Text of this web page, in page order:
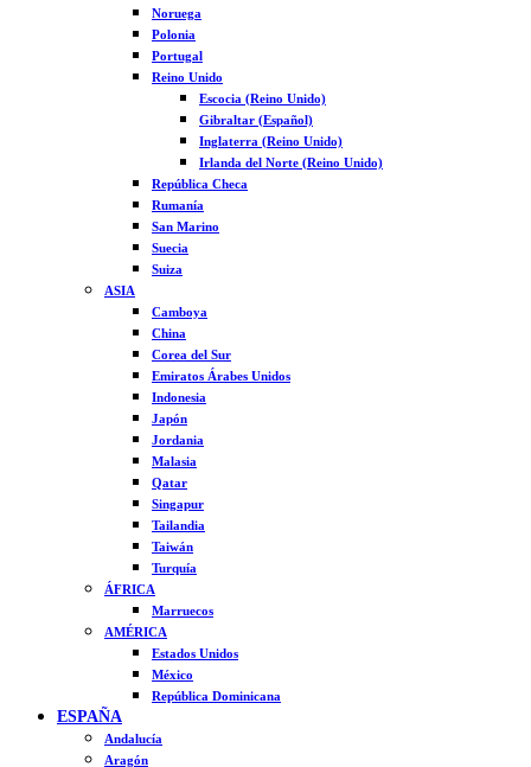
Noruega
Polonia
Portugal
Reino Unido
Escocia (Reino Unido)
Gibraltar (Español)
Inglaterra (Reino Unido)
Irlanda del Norte (Reino Unido)
República Checa
Rumanía
San Marino
Suecia
Suiza
ASIA
Camboya
China
Corea del Sur
Emiratos Árabes Unidos
Indonesia
Japón
Jordania
Malasia
Qatar
Singapur
Tailandia
Taiwán
Turquía
ÁFRICA
Marruecos
AMÉRICA
Estados Unidos
México
República Dominicana
ESPAÑA
Andalucía
Aragón